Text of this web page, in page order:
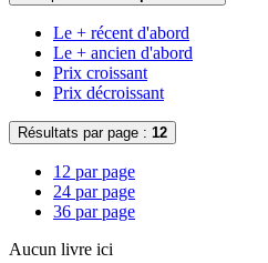
Le + récent d'abord
Le + ancien d'abord
Prix croissant
Prix décroissant
Résultats par page : 12
12 par page
24 par page
36 par page
Aucun livre ici